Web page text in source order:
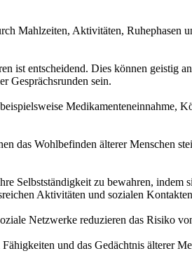
Mahlzeiten, Aktivitäten, Ruhephasen
ist entscheidend. Dies können geistig
Gesprächsrunden sein.
Medikamenteneinnahme,
das Wohlbefinden älterer Menschen
Selbstständigkeit zu bewahren,
Aktivitäten und sozialen
Netzwerke reduzieren das Risiko
und das Gedächtnis älterer